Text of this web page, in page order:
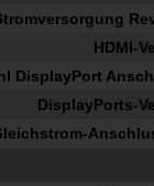
HDMI-
DisplayPort
DisplayPorts-